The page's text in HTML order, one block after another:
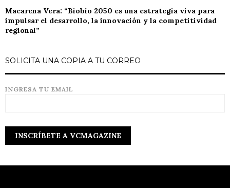
Macarena Vera: “Biobío 2050 es una estrategia viva para
impulsar el desarrollo, la innovación y la competitividad
regional”
SOLICITA UNA COPIA A TU CORREO
INGRESA TU EMAIL